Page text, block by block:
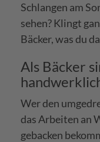
Schlangen am
sehen? Klingt
Bäcker, was du
Als Bäcker
Wer den
das Arbeiten an
gebacken